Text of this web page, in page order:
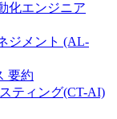
化エンジニア
ジメント (AL-
要約
スティング(CT-AI)